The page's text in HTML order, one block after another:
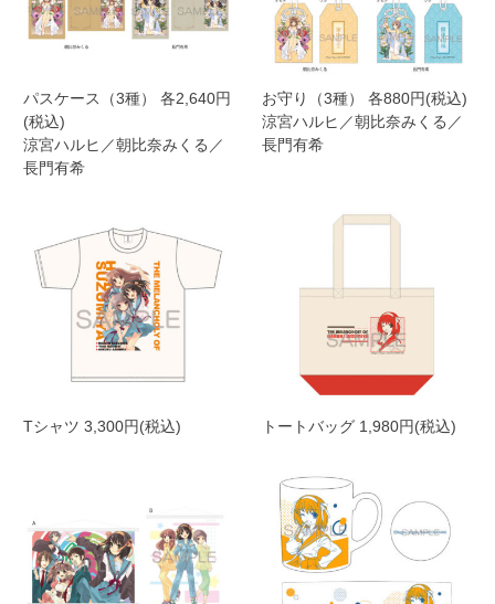
パスケース（3種） 各2,640円
(税込)
涼宮ハルヒ／朝比奈みくる／
長門有希
お守り（3種） 各880円(税込)
涼宮ハルヒ／朝比奈みくる／
長門有希
Tシャツ 3,300円(税込) トートバッグ 1,980円(税込)